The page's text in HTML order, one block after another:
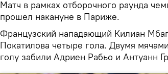
Матч в рамках отборочного раунда
прошел накануне в Париже.
Французский нападающий Килиан
Покатилова четыре гола. Двумя
голу забили Адриен Рабьо и Антуанн